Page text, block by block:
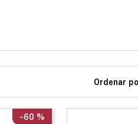
Ordenar
-60 %